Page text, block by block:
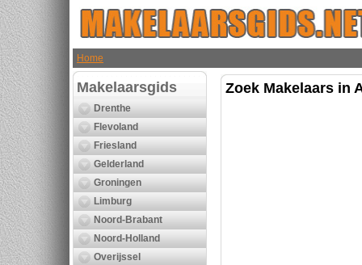
Home
Makelaarsgids
Drenthe
Flevoland
Friesland
Gelderland
Groningen
Limburg
Noord-Brabant
Noord-Holland
Overijssel
Zoek Makelaars in